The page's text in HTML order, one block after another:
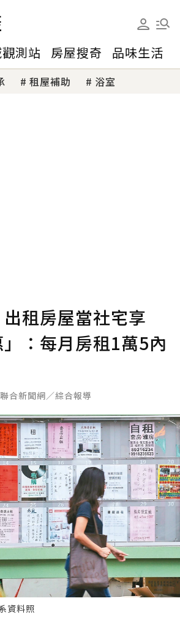
測站 房屋搜奇 品味生活
租屋補助 浴室
租房屋當社宅享
」：每月房租1萬5內
聯合新聞網／綜合報導
資料照